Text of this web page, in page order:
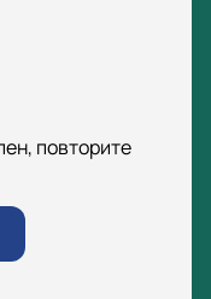
повторите